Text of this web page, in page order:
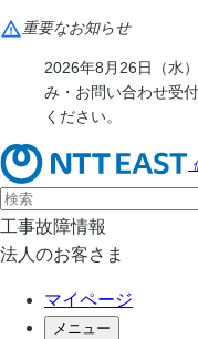
重要なお知らせ
2026年8月26日（水
み・お問い合わせ受
ください。
工事故障情報
法人のお客さま
マイページ
メニュー